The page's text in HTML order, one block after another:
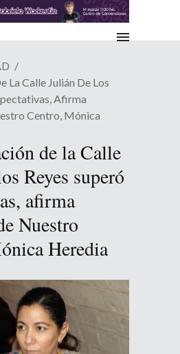
La Calle Julián De Los
Afirma
Centro, Mónica
de la Calle
Reyes superó
afirma
Nuestro
Heredia